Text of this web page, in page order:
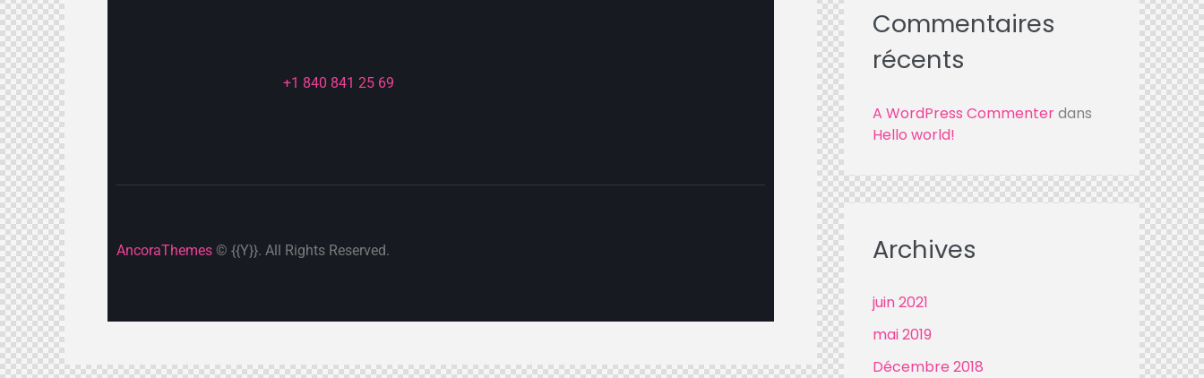
+1 840 841 25 69
AncoraThemes © {{Y}}. All Rights Reserved.
Commentaires
récents
A WordPress Commenterdans
Hello world!
Archives
juin2021
mai2019
Décembre 2018